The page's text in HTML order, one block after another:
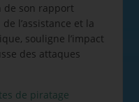
de son rapport
l’assistance et la
souligne l’impact
des attaques
de piratage